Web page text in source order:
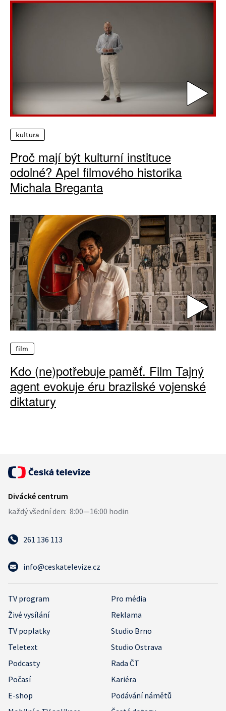
kultura
Proč mají být kulturní instituce
odolné? Apel filmového historika
Michala Breganta
film
Kdo (ne)potřebuje paměť. Film Tajný
agent evokuje éru brazilské vojenské
diktatury
261 136 113
info@ceskatelevize.cz
TV program
Pro média
Živé vysílání
Reklama
TV poplatky
Studio Brno
Teletext
Studio Ostrava
Podcasty
Rada ČT
Počasí
Kariéra
E-shop
Podávání námětů